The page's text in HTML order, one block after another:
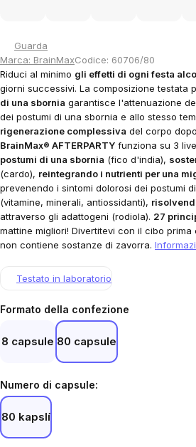
Guarda
Marca: BrainMaxCodice: 60706/80
Riduci al minimo gli effetti di ogni festa
giorni successivi. La composizione testata
di una sbornia garantisce l'attenuazione
dei postumi di una sbornia e allo stesso
rigenerazione complessiva del corpo
BrainMax® AFTERPARTY funziona su 3
postumi di una sbornia (fico d'india),
(cardo), reintegrando i nutrienti per una
prevenendo i sintomi dolorosi dei postumi
(vitamine, minerali, antiossidanti),
attraverso gli adattogeni (rodiola). 27
mattine migliori! Divertitevi con il cibo prima
non contiene sostanze di zavorra.
Testato in laboratorio
Formato della confezione
8 capsule 80 capsule
Numero di capsule:
80 kapslí